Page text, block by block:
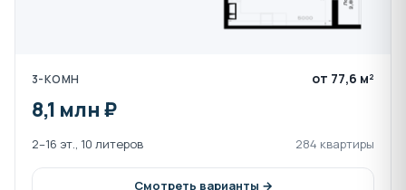
вентиляционное оборудование.
хранения сезонных вещей и инвентаря.
Уютные холлы в подъездах с зонами для
питомцев.
3-КОМН от 77,6 м²
8,1 млн ₽
2–16 эт., 10 литеров 284 квартиры
Смотреть варианты →